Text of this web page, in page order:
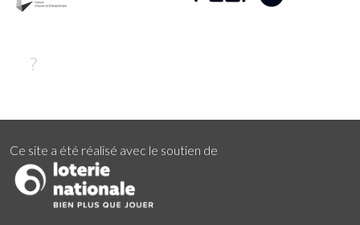
Ce site a été réalisé avec le soutien de